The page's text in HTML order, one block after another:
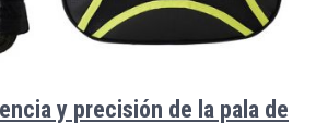
y precisión de la pala de